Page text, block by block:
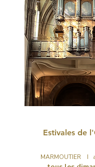
Estivales de
MARMOUTIER I